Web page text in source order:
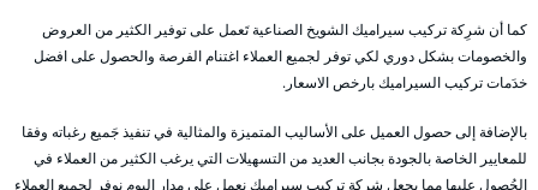
كما أن شرِكة تركيب سيراميك الشويخ الصناعية تَعمل على توفير الكثير من العروض
والخصومات بشكل دوري لكي توفر لجميع العملاء اغتنام الفرصة والحصول على افضل
خدَمات تركيب السيراميك بارخص الاسعار.
بالإضافة إلى حصول العميل على الأساليب المتميزة والمثالية في تنفيذ جَميع رغباته وفقا
للمعايير الخاصة بالجودة بجانب العديد من التسهيلات التي يرغب الكثير من العملاء في
الحُصول عليها مما يجعل شرِكة تركيب سيراميك نعمل على مدار اليوم نوفر لجميع العملاء